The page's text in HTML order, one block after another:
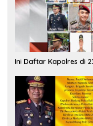
Ini Daftar Kapolres di